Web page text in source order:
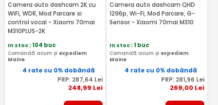
Camera auto dashcam 2K cu
WiFi, WDR, Mod Parcare si
control vocal - Xiaomi 70mai
M310PLUS-2K
In stoc: 104 buc
Comandă acum și expediem
Maine
4 rate cu 0% dobândă
PRP: 287,64 Lei
248,99 Lei
Camera auto dashcam QHD
1296p, Wi-Fi, Mod Parcare, G-
Sensor - Xiaomi 70mai M310
In stoc: 1 buc
Comandă acum și expediem
Maine
4 rate cu 0% dobândă
PRP: 281,96 Lei
269,00 Lei